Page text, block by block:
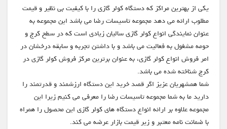
یکی از بهترین مراکز که دستگاه کولر گازی را با کیفیت بی نظیر و قیمت
مطلوب ارائه می دهد مجموعه تاسیسات رضا می باشد این مجموعه به
عنوان نمایندگی انواع کولر گازی سالیان زیادی است که در سطح کرج و
حومه مشغول به فعالیت می باشد و با داشتن تجربه و سابقه درخشان در
امر فروش انواع کولر گازی، به عنوان برترین مرکز فروش کولر گازی در
کرج شناخته شده می باشد.
شما همشهریان عزیز اگر قصد خرید این دستگاه ارزشمند و قدرتمند را
دارید ما به شما مجموعه تاسیسات رضا را معرفی می کنیم زیرا این
مجموعه علاوه بر ارائه انواع دستگاه های کولر گازی این محصول را همراه
با ضمانت نامه معتبر و زیر قیمت بازار عرضه می کند.